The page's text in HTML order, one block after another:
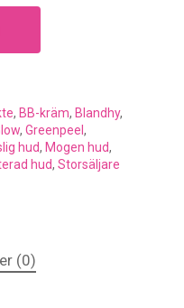
, BB-kräm, Blandhy,
, Greenpeel,
hud, Mogen hud,
hud, Storsäljare
(0)